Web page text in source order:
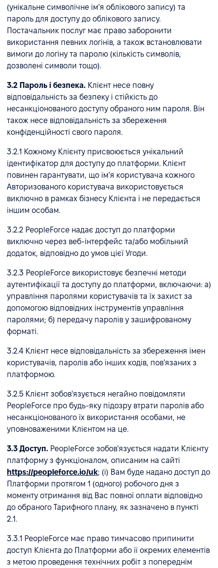
(унікальне символічне ім'я облікового запису) та
пароль для доступу до облікового запису.
Постачальник послуг має право заборонити
використання певних логінів, а також встановлювати
вимоги до логіну та паролю (кількість символів,
дозволені символи тощо).
3.2 Пароль і безпека. Клієнт несе повну
відповідальність за безпеку і стійкість до
несанкціонованого доступу обраного ним пароля. Він
також несе відповідальність за збереження
конфіденційності свого пароля.
3.2.1 Кожному Клієнту присвоюється унікальний
ідентифікатор для доступу до платформи. Клієнт
повинен гарантувати, що ім'я користувача кожного
Авторизованого користувача використовується
виключно в рамках бізнесу Клієнта і не передається
іншим особам.
3.2.2 PeopleForce надає доступ до платформи
виключно через веб-інтерфейс та/або мобільний
додаток, відповідно до умов цієї Угоди.
3.2.3 PeopleForce використовує безпечні методи
аутентифікації та доступу до платформи, включаючи: а)
управління паролями користувачів та їх захист за
допомогою відповідних інструментів управління
паролями; б) передачу паролів у зашифрованому
форматі.
3.2.4 Клієнт несе відповідальність за збереження імен
користувачів, паролів або інших кодів, пов'язаних з
платформою.
3.2.5 Клієнт зобов'язується негайно повідомляти
PeopleForce про будь-яку підозру втрати паролів або
несанкціонованого їх використання особами, не
уповноваженими Клієнтом на це.
3.3 Доступ. PeopleForce зобов'язується надати Клієнту
платформу з функціоналом, описаним на сайті
https://peopleforce.io/uk; (i) Вам буде надано доступ до
Платформи протягом 1 (одного) робочого дня з
моменту отримання від Вас повної оплати відповідно
до обраного Тарифного плану, як зазначено в пункті
2.1.
3.3.1 PeopleForce має право тимчасово припинити
доступ Клієнта до Платформи або її окремих елементів
з метою проведення технічних робіт з попереднім